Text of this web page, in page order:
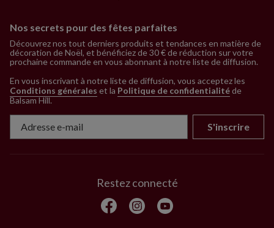
Nos secrets pour des fêtes parfaites
Découvrez nos tout derniers produits et tendances en matière de
décoration de Noël, et bénéficiez de 30 € de réduction sur votre
prochaine commande en vous abonnant à notre liste de diffusion.
En vous inscrivant à notre liste de diffusion, vous acceptez les
Conditions générales et la Politique de confidentialitéde
Balsam Hill.
S'inscrire
Restez connecté